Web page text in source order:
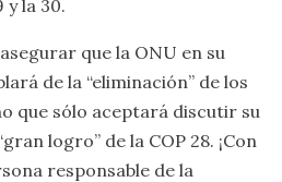
y la 30.
que la ONU en su
de la “eliminación” de los
que sólo aceptará discutir su
logro” de la COP 28. ¡Con
responsable de la